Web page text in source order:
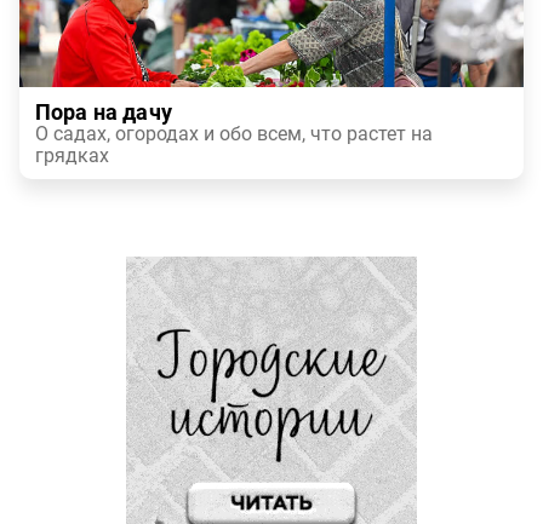
Пора на дачу
О садах, огородах и обо всем, что растет на
грядках